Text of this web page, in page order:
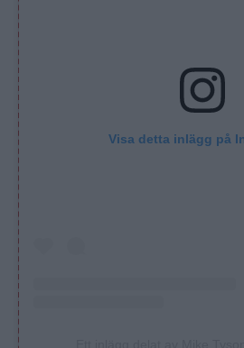
Visa detta inlägg på